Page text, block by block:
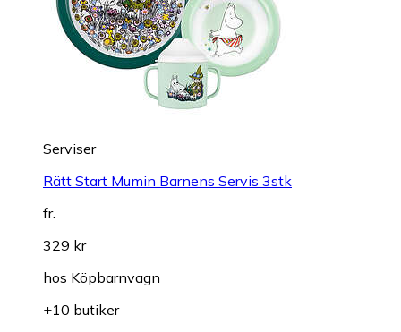
Serviser
Rätt Start Mumin Barnens Servis 3stk
fr.
329 kr
hos Köpbarnvagn
+10 butiker